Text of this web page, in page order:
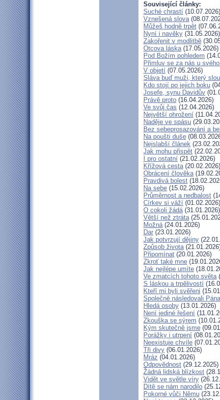
Související články:
Suché chrastí (10.07.2026)
Vznešená slova
Můžeš hodně trpět
Nyní i navěky (31.05.2026)
Zakořenit v modlitbě
Otcova láska(17.05.2026)
Pod Božím pohledem
Přimluv se za nás u
V objetí (07.05.2026)
Sláva buď muži, který
Kdo stojí po jejich boku
Josefe, synu Davidův
Právě proto (16.04.2026)
Ve svůj čas (12.04.2026)
Největší ohrožení
Naděje ve spásu
Bez sebeprosazování a
Na poušti duše
Nejslabší článek
Jak mohu přispět
I pro ostatní (21.02.2026)
Křížová cesta(20.02.2026)
Obrácení člověka
Pravdivá bolest
Na sebe (15.02.2026)
Průměrnost a nedbalost
Církev si váží (01.02.2026)
O cokoli žádá(31.01.2026)
Větší než ztráta
Možná(24.01.2026)
Dar (23.01.2026)
Jak potvrzují dějiny
Způsob života
Připomínat (20.01.2026)
Zkroť také mne
Jak nejlépe umíte
Ve zmatcích tohoto světa
S láskou a trpělivostí
Kteří mi byli svěřeni
Společně následovali Pána
Hledá osoby (13.01.2026)
Není jediné řešení
Zkouška se sýrem
Kým skutečně jsme
Porážky i utrpení
Neexistuje chvíle
Tři divy (06.01.2026)
Mráz (04.01.2026)
Odpovědnost (29.12.2025)
Žádná lidská blízkost
Vidět ve světle víry
Dítě se nám narodilo
Pokorné vůči Němu